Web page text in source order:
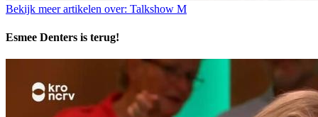
Bekijk meer artikelen over: Talkshow M
Esmee Denters is terug!